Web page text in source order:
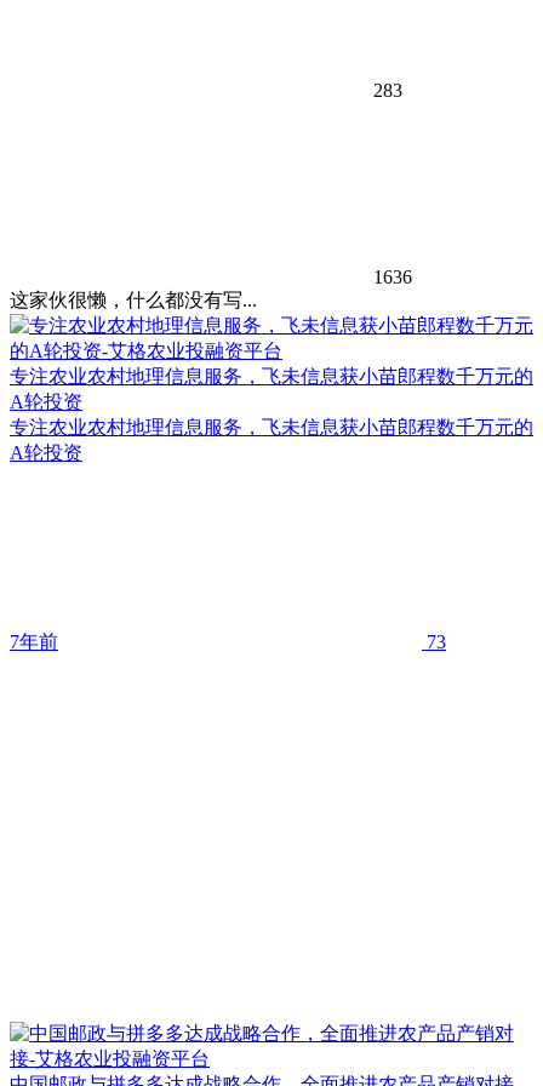
283
1636
这家伙很懒，什么都没有写...
专注农业农村地理信息服务，飞未信息获小苗郎程数千万元的
A轮投资
专注农业农村地理信息服务，飞未信息获小苗郎程数千万元的
A轮投资
7年前 73